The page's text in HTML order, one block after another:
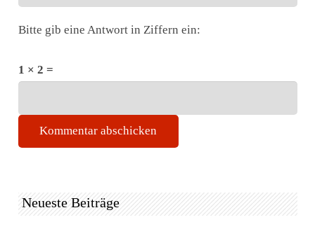
Bitte gib eine Antwort in Ziffern ein:
1 × 2 =
Kommentar abschicken
Neueste Beiträge